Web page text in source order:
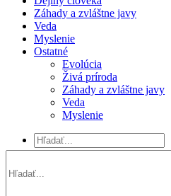
Záhady a zvláštne javy
Veda
Myslenie
Ostatné
Evolúcia
Živá príroda
Záhady a zvláštne javy
Veda
Myslenie